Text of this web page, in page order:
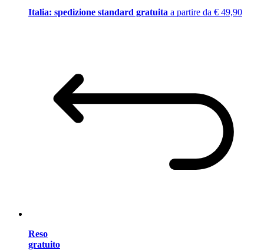
Italia: spedizione standard gratuita a partire da € 49,90
Reso
gratuito